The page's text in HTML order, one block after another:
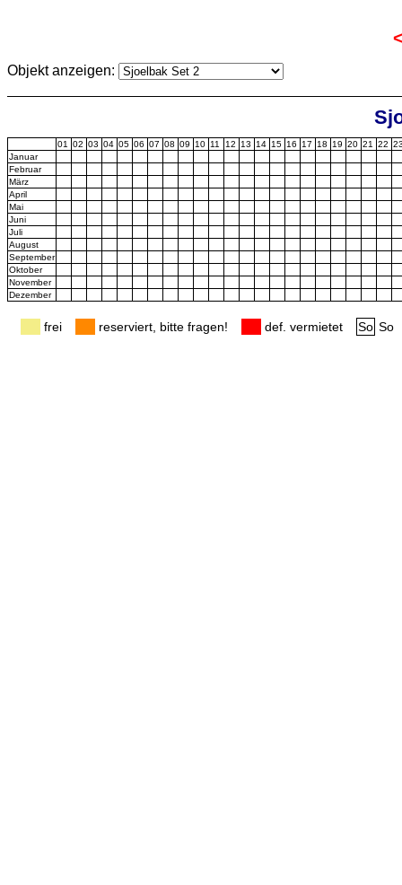
Objekt anzeigen:
01 02 03 04 05 06 07 08 09 10 11 12 13 14 15 16 17 18 19 20 21 22
Januar
Februar
März
April
Mai
Juni
Juli
August
September
Oktober
November
Dezember
frei reserviert, bitte fragen! def. vermietet So So